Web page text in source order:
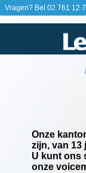
Vragen? Bel 02 761 12
Onze
zijn, van 13
U kunt ons
onze